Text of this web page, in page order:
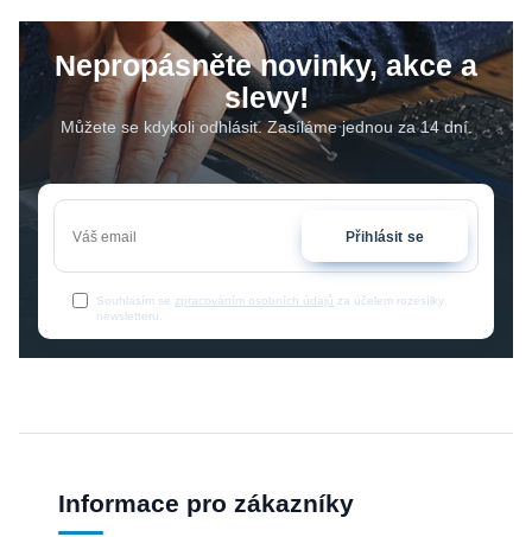
Nepropásněte novinky, akce a
slevy!
Můžete se kdykoli odhlásit. Zasíláme jednou za 14 dní.
Přihlásit se
Souhlasím se zpracováním osobních údajů za účelem rozesílky
newsletteru.
Informace pro zákazníky